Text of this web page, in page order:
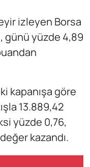
izleyen Borsa
günü yüzde 4,89
kapanışa göre
13.889,42
yüzde 0,76,
kazandı.